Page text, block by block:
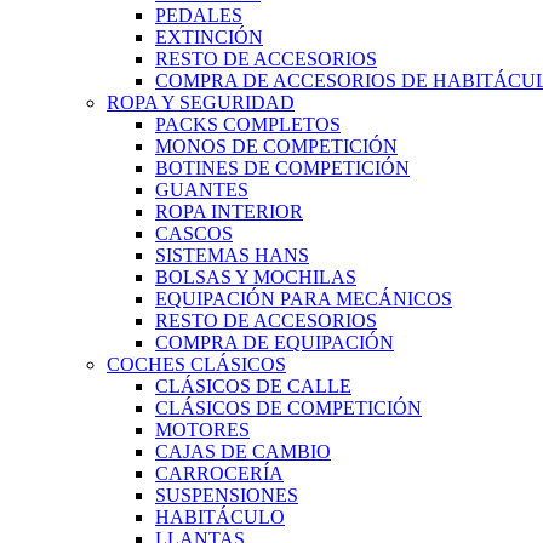
PEDALES
EXTINCIÓN
RESTO DE ACCESORIOS
COMPRA DE ACCESORIOS DE
ROPA Y SEGURIDAD
PACKS COMPLETOS
MONOS DE COMPETICIÓN
BOTINES DE COMPETICIÓN
GUANTES
ROPA INTERIOR
CASCOS
SISTEMAS HANS
BOLSAS Y MOCHILAS
EQUIPACIÓN PARA MECÁNICOS
RESTO DE ACCESORIOS
COMPRA DE EQUIPACIÓN
COCHES CLÁSICOS
CLÁSICOS DE CALLE
CLÁSICOS DE COMPETICIÓN
MOTORES
CAJAS DE CAMBIO
CARROCERÍA
SUSPENSIONES
HABITÁCULO
LLANTAS